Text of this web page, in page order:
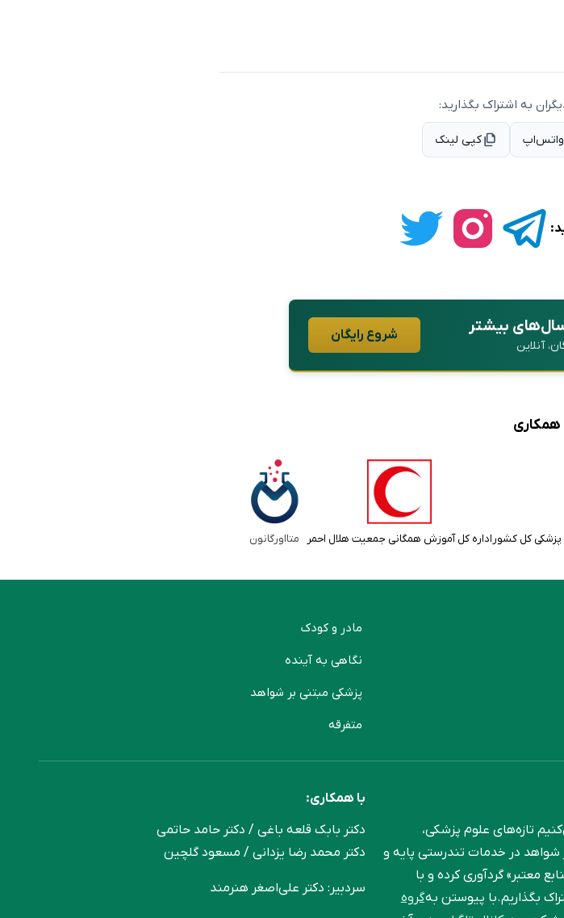
به اشتراک بگذارید:
واتس‌اپ کپی لینک
بیشتر شروع رایگان
همکاری
پزشکی کل کشور اداره کل آموزش همگانی جمعیت هلال احمر متااورگانون
مادر و کودک
نگاهی به آینده
پزشکی مبتنی بر شواهد
متفرقه
تازه‌های علوم پزشکی،
شواهد در خدمات تندرستی پایه و
معتبر» گردآوری کرده و با
بگذاریم.با پیوستن بهگروه
با همکاری:
دکتر بابک قلعه‌ باغی / دکتر حامد حاتمی
دکتر محمد رضا یزدانی / مسعود گلچین
سردبیر: دکتر علی‌اصغر هنرمند